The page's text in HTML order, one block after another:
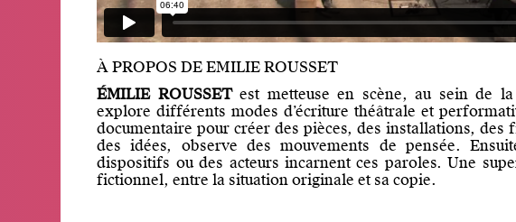
À PROPOS DE EMILIE ROUSSET
ÉMILIE ROUSSETest metteuse en scène, au sein de
explore différents modes d’écriture théâtrale et
documentaire pour créer des pièces, des installations, des
des idées, observe des mouvements de pensée.
dispositifs ou des acteurs incarnent ces paroles. Une
fictionnel, entre la situation originale et sa copie.